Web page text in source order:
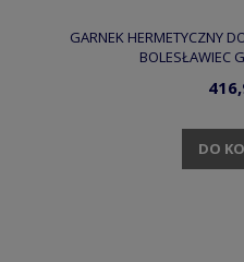
GARNEK HERMETYCZNY
BOLESŁAWIEC
DO